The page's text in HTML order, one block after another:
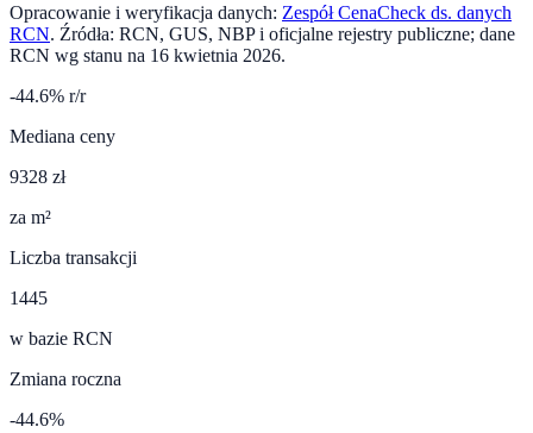
Opracowanie i weryfikacja danych: Zespół CenaCheck ds. danych
RCN. Źródła: RCN, GUS, NBP i oficjalne rejestry publiczne; dane
RCN wg stanu na 16 kwietnia 2026.
-44.6% r/r
Mediana ceny
9328 zł
za m²
Liczba transakcji
1445
w bazie RCN
Zmiana roczna
-44.6%